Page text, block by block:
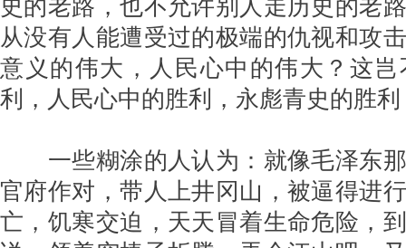
从没有人能遭受过的极端的仇视和攻
意义的伟大，人民心中的伟大？这
利，人民心中的胜利，永彪青史的胜
一些糊涂的人认为：就像毛泽东
官府作对，带人上井冈山，被逼得进
亡，饥寒交迫，天天冒着生命危险，